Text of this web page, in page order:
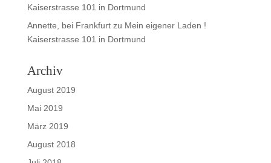
Kaiserstrasse 101 in Dortmund
Annette, bei Frankfurtzu Mein eigener Laden !
Kaiserstrasse 101 in Dortmund
Archiv
August 2019
Mai 2019
März 2019
August 2018